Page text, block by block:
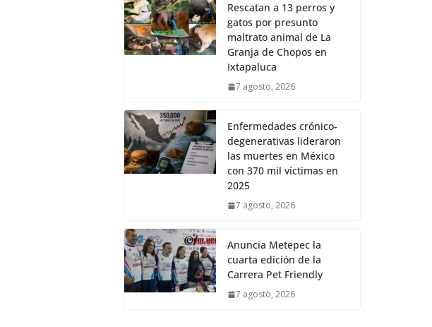
Rescatan a 13 perros y
gatos por presunto
maltrato animal de La
Granja de Chopos en
Ixtapaluca
7 agosto, 2026
Enfermedades crónico-
degenerativas lideraron
las muertes en México
con 370 mil víctimas en
2025
7 agosto, 2026
Anuncia Metepec la
cuarta edición de la
Carrera Pet Friendly
7 agosto, 2026